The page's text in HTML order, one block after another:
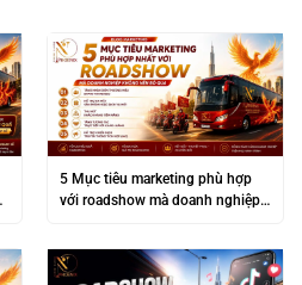
5 Mục tiêu marketing phù hợp
với roadshow mà doanh nghiệp